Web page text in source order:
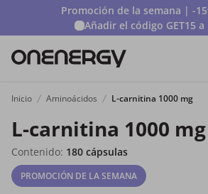
Promoción de la semana | -
Añadir el código GET15 a
Inicio Aminoácidos L-carnitina 1000 mg
L-carnitina 1000 mg
Contenido: 180 cápsulas
PROMOCIÓN DE LA SEMANA